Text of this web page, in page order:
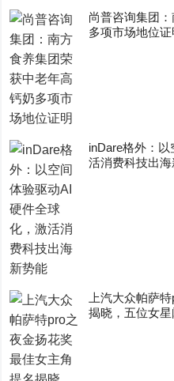
尚普咨询集团
多项市场地位证
inDare格外：
活消费科技出
上汽大众帕萨
揭晓，五位女